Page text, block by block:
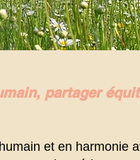
partager
et en harmonie